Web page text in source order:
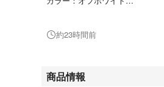
【季節感】
【表記サイズ】
約23時間前
商品情報